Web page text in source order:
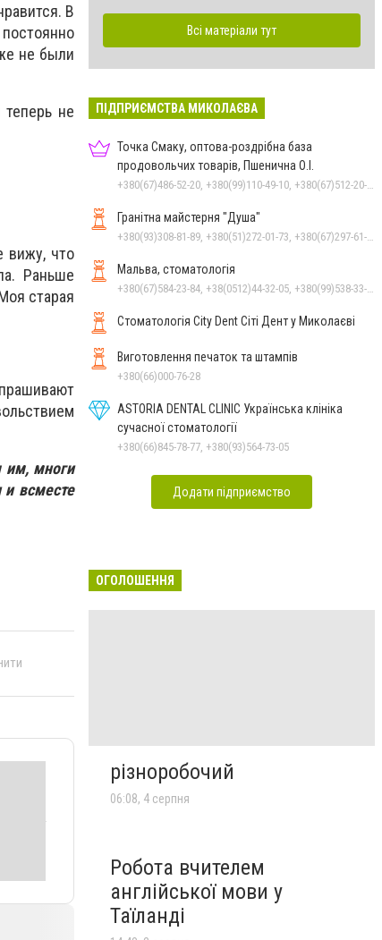
В
не были
не
вижу, что
Раньше
старая
им, многи
всместе
Всі матеріали тут
ПІДПРИЄМСТВА МИКОЛАЄВА
Точка Смаку, оптова-роздрібна база
продовольчих товарів, Пшенична О.І.
Гранітна майстерня "Душа"
Мальва, стоматологія
Стоматологія City Dent Сіті Дент у Миколаєві
Виготовлення печаток та штампів
+380(66)000-76-28
ASTORIA DENTAL CLINIC Українська клініка
сучасної стоматології
+380(66)845-78-77, +380(93)564-73-05
Додати підприємство
ОГОЛОШЕННЯ
різноробочий
06:08, 4 серпня
Робота вчителем
англійської мови у
Таїланді